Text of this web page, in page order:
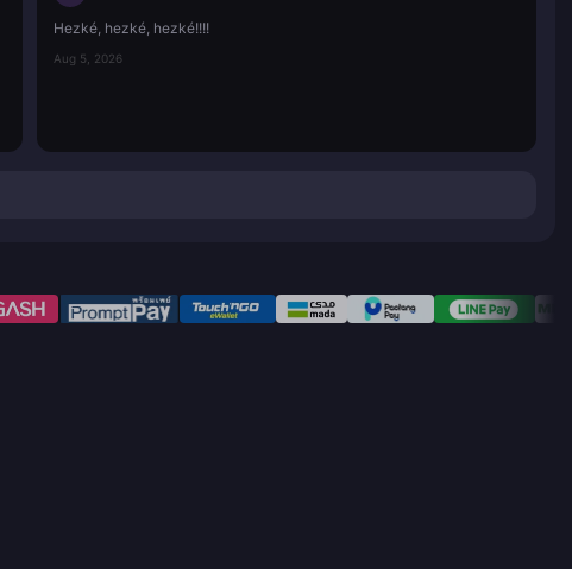
Hezké, hezké, hezké!!!!
Aug 5, 2026